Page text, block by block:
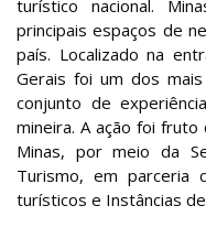
turístico nacional.
principais espaços de
país. Localizado na
Gerais foi um dos
conjunto de
mineira. A ação foi
Minas, por meio da
Turismo, em parceria
turísticos e Instâncias